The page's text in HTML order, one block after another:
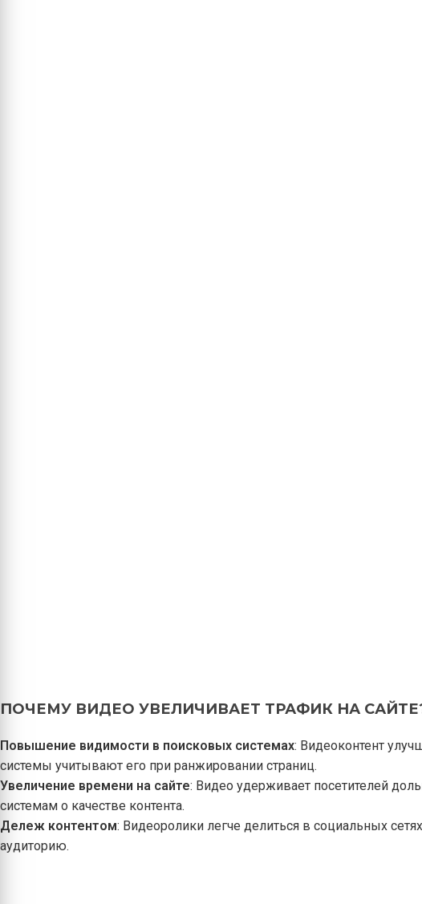
ПОЧЕМУ ВИДЕО УВЕЛИЧИВАЕТ ТРАФИК НА
Повышение видимости в поисковых системах: Видеоконтент
системы учитывают его при ранжировании страниц.
Увеличение времени на сайте: Видео удерживает посетителей
системам о качестве контента.
Дележ контентом: Видеоролики легче делиться в социальных
аудиторию.